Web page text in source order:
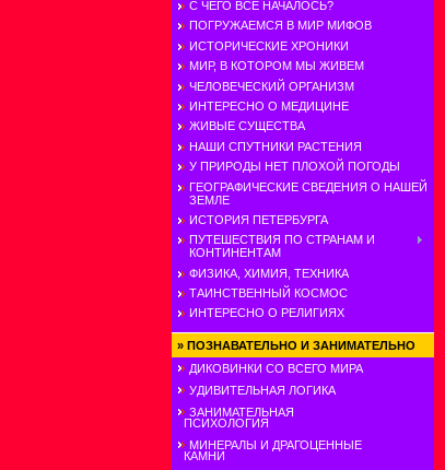
С ЧЕГО ВСЕ НАЧАЛОСЬ?
ПОГРУЖАЕМСЯ В МИР МИФОВ
ИСТОРИЧЕСКИЕ ХРОНИКИ
МИР, В КОТОРОМ МЫ ЖИВЕМ
ЧЕЛОВЕЧЕСКИЙ ОРГАНИЗМ
ИНТЕРЕСНО О МЕДИЦИНЕ
ЖИВЫЕ СУЩЕСТВА
НАШИ СПУТНИКИ РАСТЕНИЯ
У ПРИРОДЫ НЕТ ПЛОХОЙ ПОГОДЫ
ГЕОГРАФИЧЕСКИЕ СВЕДЕНИЯ О НАШЕЙ
ЗЕМЛЕ
ИСТОРИЯ ПЕТЕРБУРГА
ПУТЕШЕСТВИЯ ПО СТРАНАМ И
КОНТИНЕНТАМ
ФИЗИКА, ХИМИЯ, ТЕХНИКА
ТАИНСТВЕННЫЙ КОСМОС
ИНТЕРЕСНО О РЕЛИГИЯХ
» ПОЗНАВАТЕЛЬНО И ЗАНИМАТЕЛЬНО
ДИКОВИНКИ СО ВСЕГО МИРА
УДИВИТЕЛЬНАЯ ЛОГИКА
ЗАНИМАТЕЛЬНАЯ
ПСИХОЛОГИЯ
МИНЕРАЛЫ И ДРАГОЦЕННЫЕ
КАМНИ